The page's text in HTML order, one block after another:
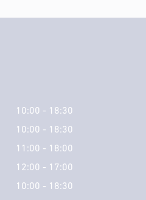
10:00 - 18:30
10:00 - 18:30
11:00 - 18:00
12:00 - 17:00
10:00 - 18:30